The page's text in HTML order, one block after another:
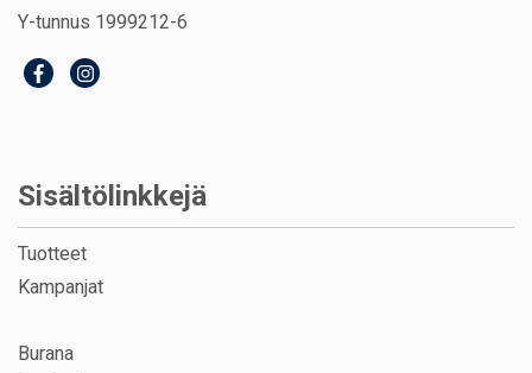
Y-tunnus 1999212-6
Sisältölinkkejä
Tuotteet
Kampanjat
Burana